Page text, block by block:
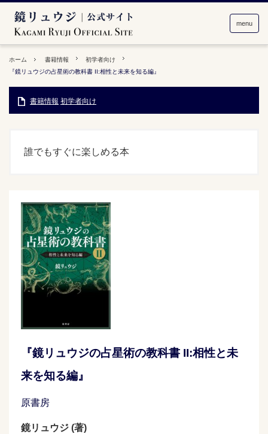
menu
ホーム 書籍情報
初学者向け
『鏡リュウジの占星術の教科書 II:相性と未来を知る編』
書籍情報 初学者向け
誰でもすぐに楽しめる本
『鏡リュウジの占星術の教科書 II:相性と未
来を知る編』
原書房
鏡リュウジ (著)